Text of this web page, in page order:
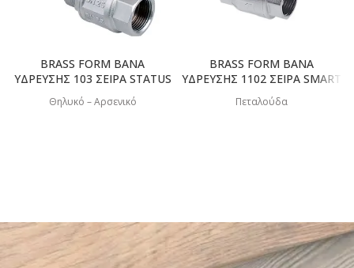
BRASS FORM ΒΑΝΑ
ΥΔΡΕΥΣΗΣ 103 ΣΕΙΡΑ STATUS
Θηλυκό – Αρσενικό
BRASS FORM ΒΑΝΑ
ΥΔΡΕΥΣΗΣ 1102 ΣΕΙΡΑ SMART
Πεταλούδα